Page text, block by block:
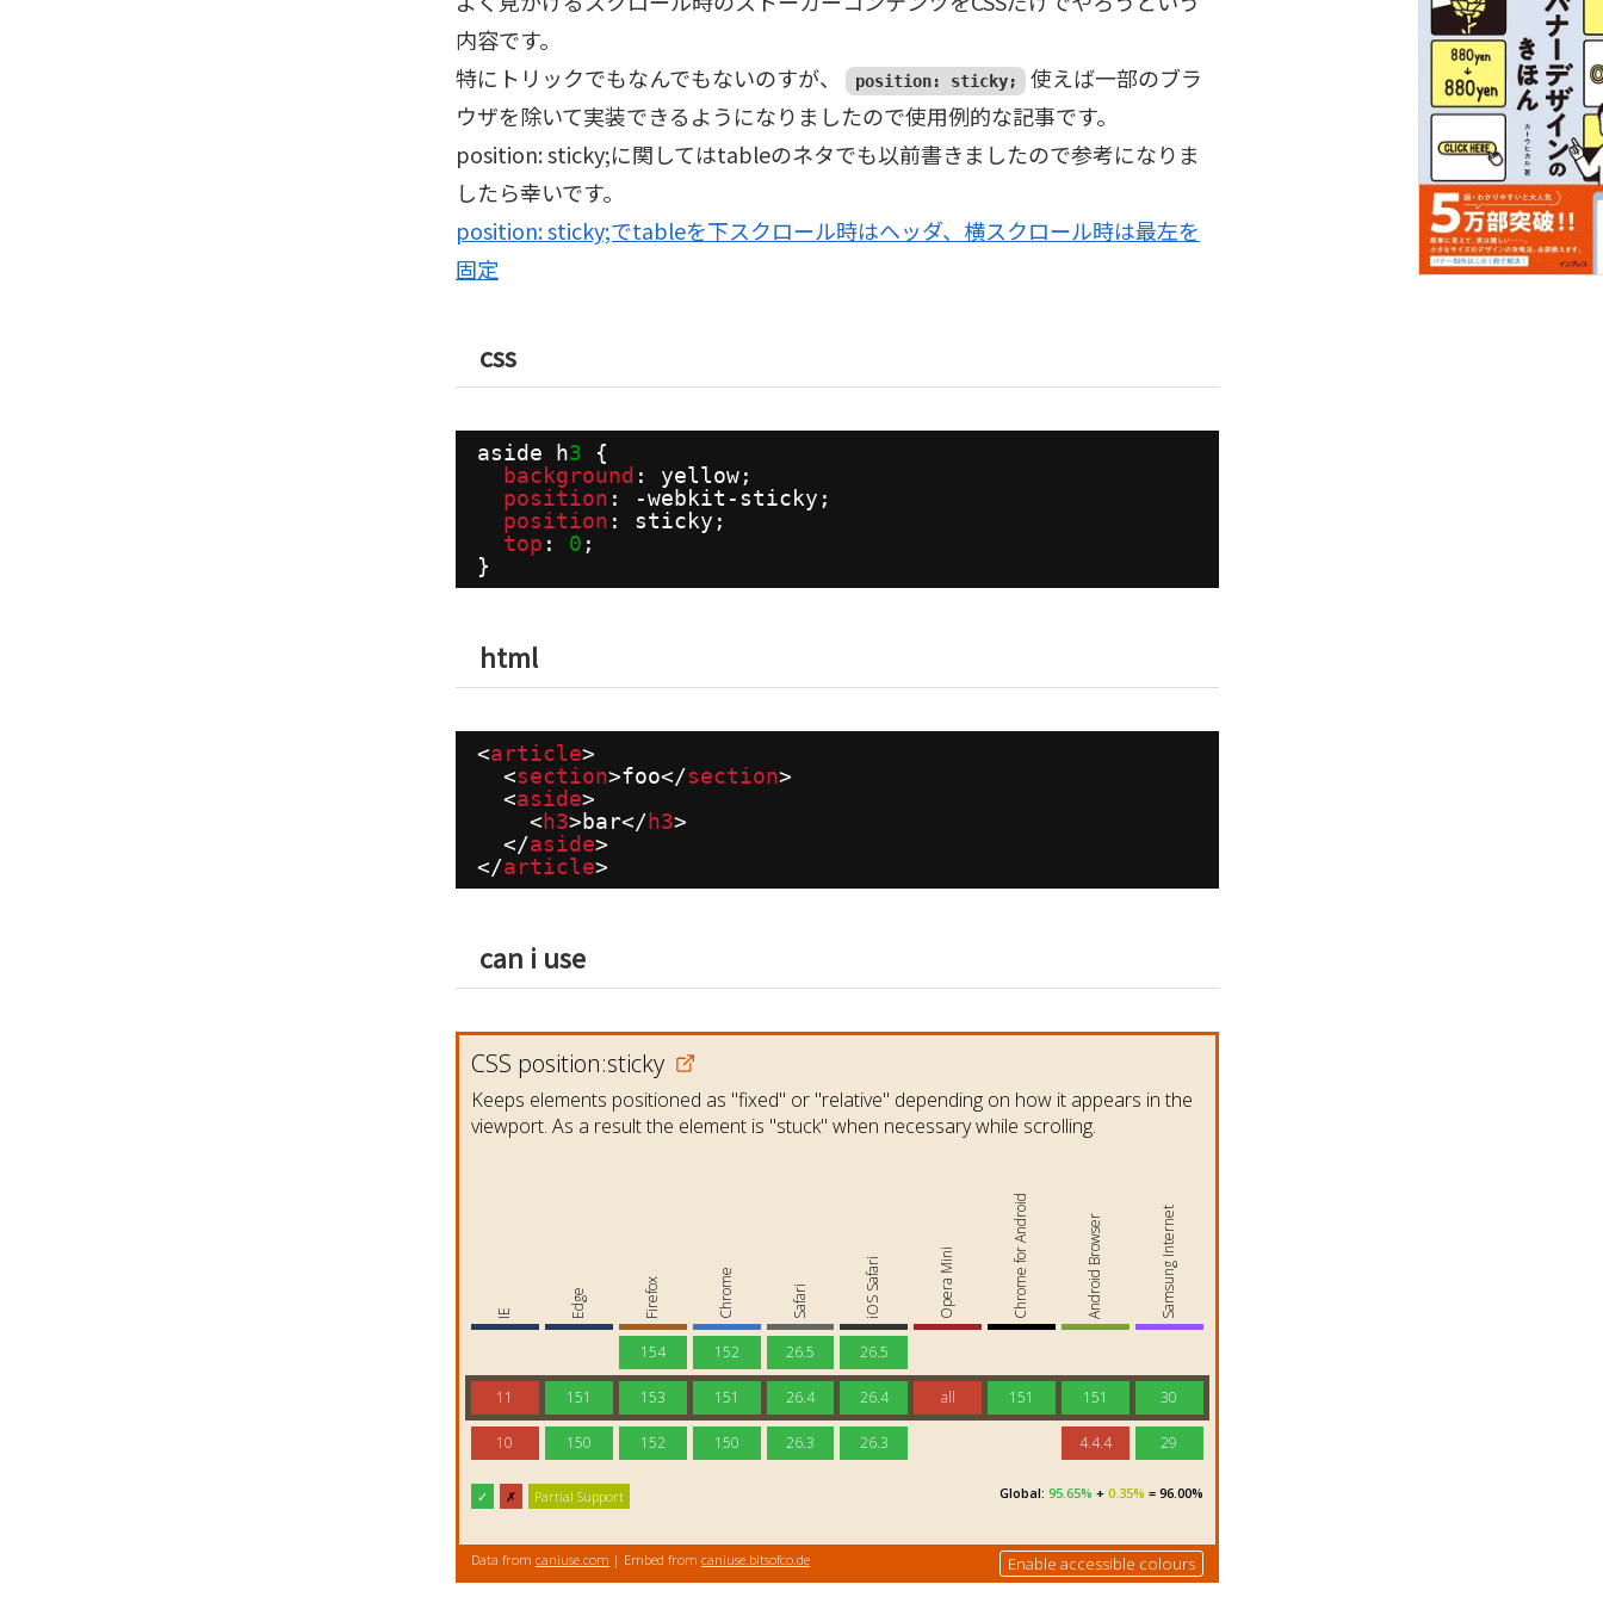
内容です。
特にトリックでもなんでもないのすが、
position: sticky;
使えば一部のブラ
ウザを除いて実装できるようになりましたので使用例的な記事です。
position: sticky;に関してはtableのネタでも以前書きましたので参考になりま
したら幸いです。
position: sticky;でtableを下スクロール時はヘッダ、横スクロール時は最左を
固定
css
aside h3
{
background : yellow;
position : -webkit-sticky;
position : sticky;
top : 0 ;
}
html
<article>
<section>foo</section>
<aside>
<h3>bar</h3>
</aside>
</article>
can i use